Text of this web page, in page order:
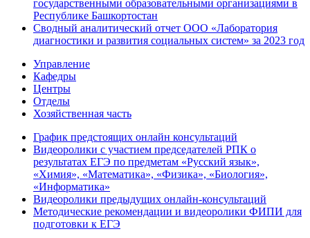
государственными образовательными организациями в
Республике Башкортостан
Сводный аналитический отчет ООО «Лаборатория
диагностики и развития социальных систем» за 2023 год
Управление
Кафедры
Центры
Отделы
Хозяйственная часть
График предстоящих онлайн консультаций
Видеоролики с участием председателей РПК о
результатах ЕГЭ по предметам «Русский язык»,
«Химия», «Математика», «Физика», «Биология»,
«Информатика»
Видеоролики предыдущих онлайн-консультаций
Методические рекомендации и видеоролики ФИПИ для
подготовки к ЕГЭ